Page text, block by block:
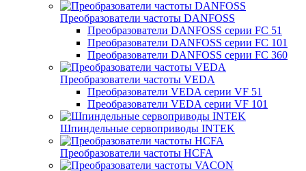
Преобразователи частоты DANFOSS
Преобразователи DANFOSS серии FC 51
Преобразователи DANFOSS серии FC 101
Преобразователи DANFOSS серии FC 360
Преобразователи частоты VEDA
Преобразователи VEDA серии VF 51
Преобразователи VEDA серии VF 101
Шпиндельные сервоприводы INTEK
Преобразователи частоты HCFA